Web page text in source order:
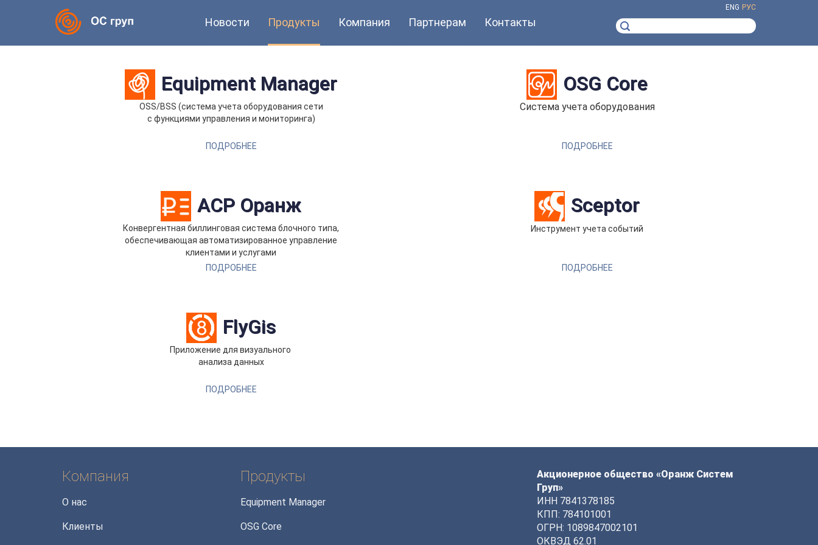
ENG РУС
Новости Продукты Компания Партнерам Контакты
Equipment Manager
OSS/BSS (система учета оборудования сети
с функциями управления и мониторинга)
ПОДРОБНЕЕ
OSG Core
Система учета оборудования
ПОДРОБНЕЕ
АСР Оранж
Конвергентная биллинговая система блочного типа,
обеспечивающая автоматизированное управление
клиентами и услугами
ПОДРОБНЕЕ
Sceptor
Инструмент учета событий
ПОДРОБНЕЕ
FlyGis
Приложение для визуального
анализа данных
ПОДРОБНЕЕ
Компания
О нас
Клиенты
Продукты
Equipment Manager
OSG Core
Акционерное общество «Оранж Систем
Груп»
ИНН 7841378185
КПП: 784101001
ОГРН: 1089847002101
ОКВЭД 62.01